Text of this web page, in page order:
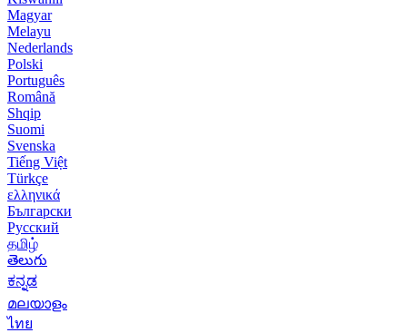
Magyar
Melayu
Nederlands
Polski
Português
Română
Shqip
Suomi
Svenska
Tiếng Việt
Türkçe
ελληνικά
Български
Русский
தமிழ்
తెలుగు
ಕನ್ನಡ
മലയാളം
ไทย